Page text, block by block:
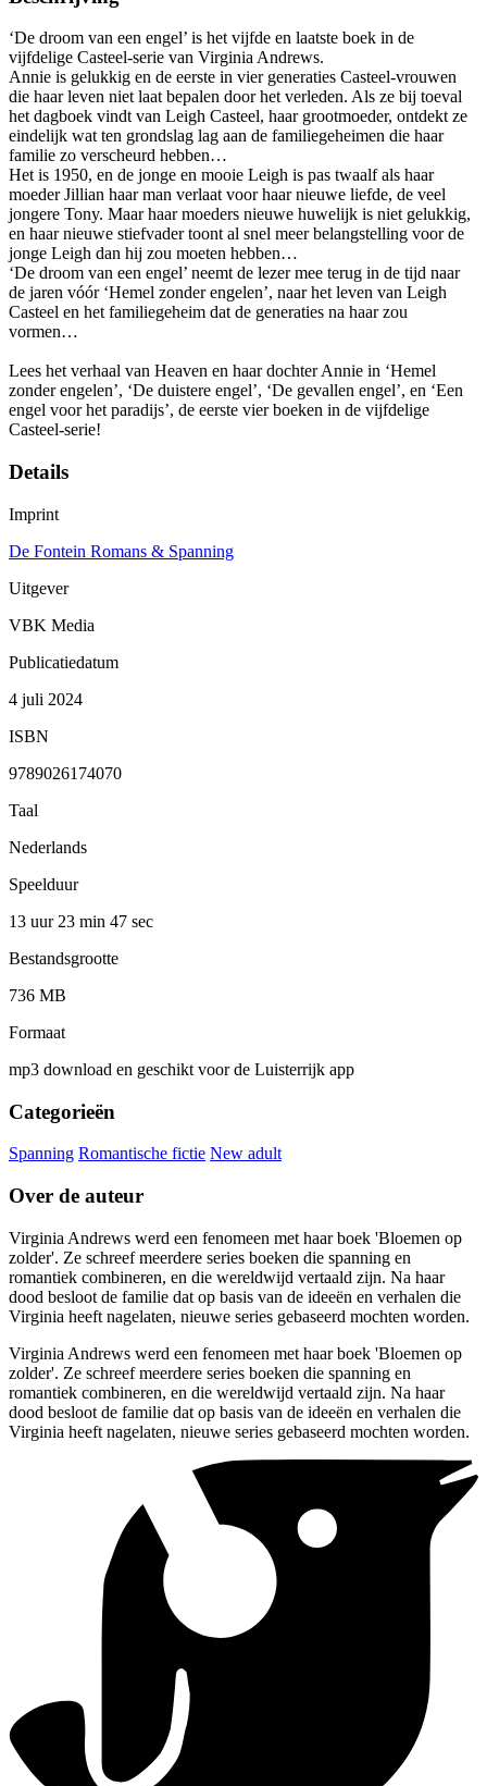
‘De droom van een engel’ is het vijfde en laatste boek in de
vijfdelige Casteel-serie van Virginia Andrews.
Annie is gelukkig en de eerste in vier generaties Casteel-vrouwen
die haar leven niet laat bepalen door het verleden. Als ze bij toeval
het dagboek vindt van Leigh Casteel, haar grootmoeder, ontdekt ze
eindelijk wat ten grondslag lag aan de familiegeheimen die haar
familie zo verscheurd hebben…
Het is 1950, en de jonge en mooie Leigh is pas twaalf als haar
moeder Jillian haar man verlaat voor haar nieuwe liefde, de veel
jongere Tony. Maar haar moeders nieuwe huwelijk is niet gelukkig,
en haar nieuwe stiefvader toont al snel meer belangstelling voor de
jonge Leigh dan hij zou moeten hebben…
‘De droom van een engel’ neemt de lezer mee terug in de tijd naar
de jaren vóór ‘Hemel zonder engelen’, naar het leven van Leigh
Casteel en het familiegeheim dat de generaties na haar zou
vormen…
Lees het verhaal van Heaven en haar dochter Annie in ‘Hemel
zonder engelen’, ‘De duistere engel’, ‘De gevallen engel’, en ‘Een
engel voor het paradijs’, de eerste vier boeken in de vijfdelige
Casteel-serie!
Details
Imprint
De Fontein Romans & Spanning
Uitgever
VBK Media
Publicatiedatum
4 juli 2024
ISBN
9789026174070
Taal
Nederlands
Speelduur
13 uur 23 min 47 sec
Bestandsgrootte
736 MB
Formaat
mp3 download en geschikt voor de Luisterrijk app
Categorieën
Spanning Romantische fictie New adult
Over de auteur
Virginia Andrews werd een fenomeen met haar boek 'Bloemen op
zolder'. Ze schreef meerdere series boeken die spanning en
romantiek combineren, en die wereldwijd vertaald zijn. Na haar
dood besloot de familie dat op basis van de ideeën en verhalen die
Virginia heeft nagelaten, nieuwe series gebaseerd mochten worden.
Virginia Andrews werd een fenomeen met haar boek 'Bloemen op
zolder'. Ze schreef meerdere series boeken die spanning en
romantiek combineren, en die wereldwijd vertaald zijn. Na haar
dood besloot de familie dat op basis van de ideeën en verhalen die
Virginia heeft nagelaten, nieuwe series gebaseerd mochten worden.